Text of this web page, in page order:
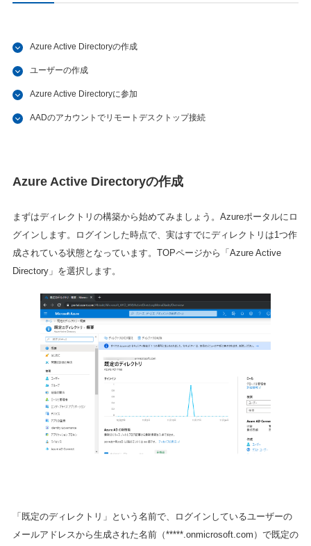
Azure Active Directoryの作成
ユーザーの作成
Azure Active Directoryに参加
AADのアカウントでリモートデスクトップ接続
Azure Active Directoryの作成
まずはディレクトリの構築から始めてみましょう。Azureポータルにロ
グインします。ログインした時点で、実はすでにディレクトリは1つ作
成されている状態となっています。TOPページから「Azure Active
Directory」を選択します。
「既定のディレクトリ」という名前で、ログインしているユーザーの
メールアドレスから生成された名前（*****.onmicrosoft.com）で既定の